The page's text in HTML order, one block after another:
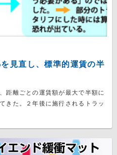
見直し、標準的運賃の半
距離ごとの運賃額が最大で半額に
きた。２年後に施行されるトラッ